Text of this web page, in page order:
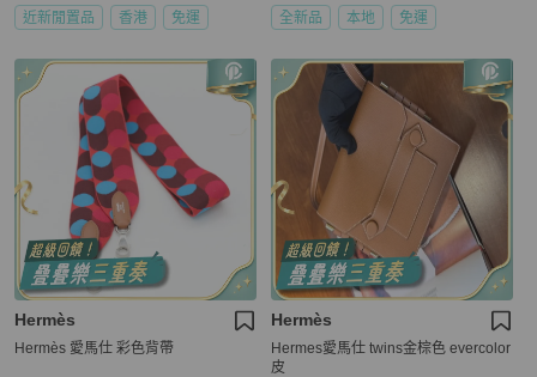
近新閒置品 香港 免運 全新品 本地 免運
Hermès
Hermès 愛馬仕 彩色背帶
Hermès
Hermes愛馬仕 twins金棕色 evercolor
皮